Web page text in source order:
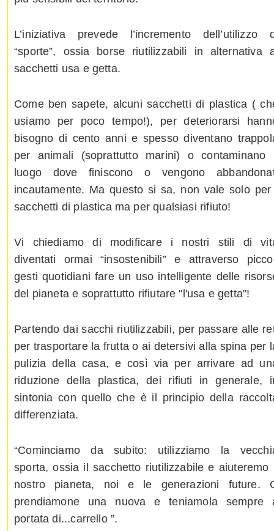
L’iniziativa prevede l’incremento dell’utilizzo
“sporte”, ossia borse riutilizzabili in alternativa
sacchetti usa e getta.
Come ben sapete, alcuni sacchetti di plastica (
usiamo per poco tempo!), per deteriorarsi
bisogno di cento anni e spesso diventano
per animali (soprattutto marini) o contaminano
luogo dove finiscono o vengono
incautamente. Ma questo si sa, non vale solo
sacchetti di plastica ma per qualsiasi rifiuto!
Vi chiediamo di modificare i nostri stili di
diventati ormai “insostenibili” e attraverso
gesti quotidiani fare un uso intelligente delle
del pianeta e soprattutto rifiutare "l'usa e getta"!
Partendo dai sacchi riutilizzabili, per passare alle
per trasportare la frutta o ai detersivi alla spina per
pulizia della casa, e così via per arrivare ad
riduzione della plastica, dei rifiuti in generale,
sintonia con quello che è il principio della
differenziata.
“Cominciamo da subito: utilizziamo la
sporta, ossia il sacchetto riutilizzabile e aiuteremo
nostro pianeta, noi e le generazioni future.
prendiamone una nuova e teniamola sempre
portata di...carrello ”.